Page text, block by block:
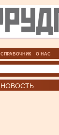
СПРАВОЧНИК О НАС
НОВОСТЬ